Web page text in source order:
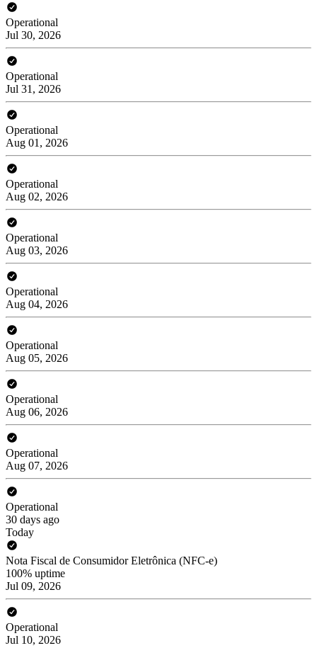
Operational
Jul 30, 2026
Operational
Jul 31, 2026
Operational
Aug 01, 2026
Operational
Aug 02, 2026
Operational
Aug 03, 2026
Operational
Aug 04, 2026
Operational
Aug 05, 2026
Operational
Aug 06, 2026
Operational
Aug 07, 2026
Operational
30 days ago
Today
Nota Fiscal de Consumidor Eletrônica (NFC-e)
100% uptime
Jul 09, 2026
Operational
Jul 10, 2026